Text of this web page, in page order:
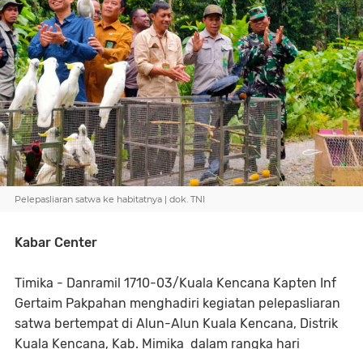
Pelepasliaran satwa ke habitatnya | dok. TNI
Kabar Center
Timika - Danramil 1710-03/Kuala Kencana Kapten Inf
Gertaim Pakpahan menghadiri kegiatan pelepasliaran
satwa bertempat di Alun-Alun Kuala Kencana, Distrik
Kuala Kencana, Kab. Mimika dalam rangka hari